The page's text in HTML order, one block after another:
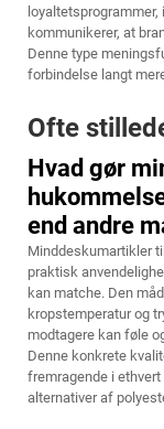
kommunikerer, at
Denne type
forbindelse langt
Ofte
Hvad gør
end andre
Minddeskumartikler
praktisk
kan matche. Den
kropstemperatur og
modtagere kan føle
Denne konkrete
fremragende i
alternativer af